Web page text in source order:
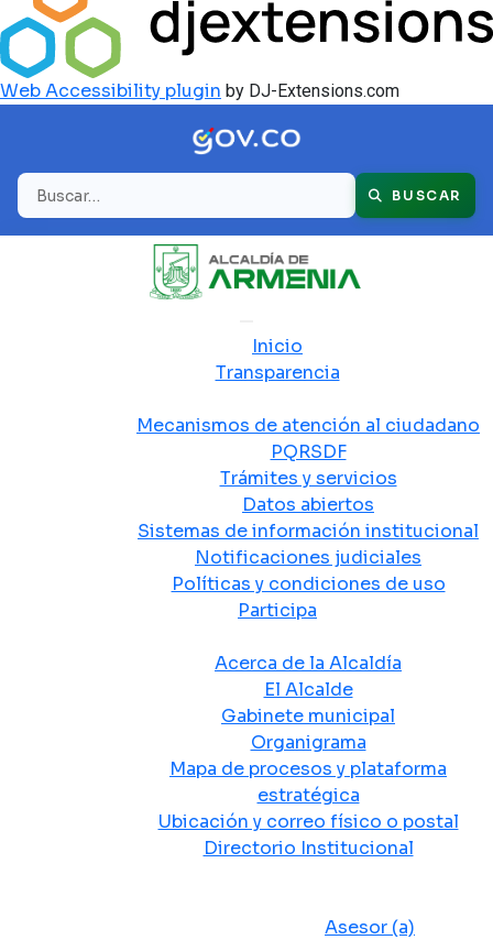
Web Accessibility plugin by DJ-Extensions.com
Buscar BUSCAR
Inicio
Transparencia
Mecanismos de atención al ciudadano
PQRSDF
Trámites y servicios
Datos abiertos
Sistemas de información institucional
Notificaciones judiciales
Políticas y condiciones de uso
Participa
Acerca de la Alcaldía
El Alcalde
Gabinete municipal
Organigrama
Mapa de procesos y plataforma
estratégica
Ubicación y correo físico o postal
Directorio Institucional
Asesor (a)